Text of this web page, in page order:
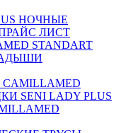
НОЧНЫЕ
ЛИСТ
STANDART
SENI LADY PLUS